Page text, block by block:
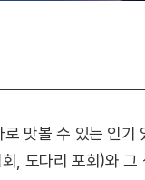
맛볼 수 있는 인기
, 도다리 포회)와